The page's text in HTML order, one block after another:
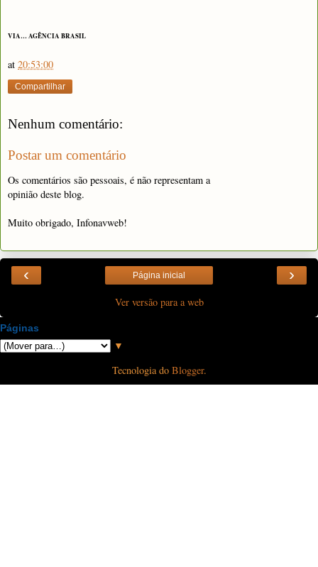
VIA… AGÊNCIA BRASIL
at 20:53:00
Compartilhar
Nenhum comentário:
Postar um comentário
Os comentários são pessoais, é não representam a
opinião deste blog.
Muito obrigado, Infonavweb!
‹ ›
Página inicial
Ver versão para a web
Páginas
▼
Tecnologia do Blogger.